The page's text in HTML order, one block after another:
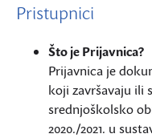
Pristupnici
Što je Prijavnica?
Prijavnica je
koji završavaju ili
srednjoškolsko
2020./2021. u